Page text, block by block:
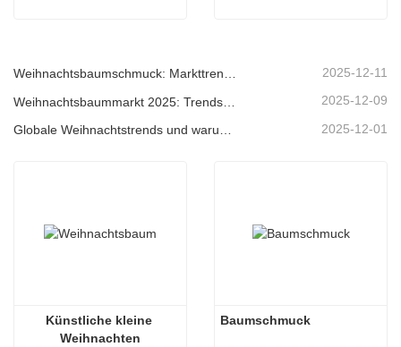
Weihnachtsbaumschmuck: Markttrends, Einblicke in die Lieferkette und Beschaffungsleitfaden 2025 2025-12-11
2025-12-09
2025-12-01
Künstliche kleine
Weihnachten
Baumschmuck